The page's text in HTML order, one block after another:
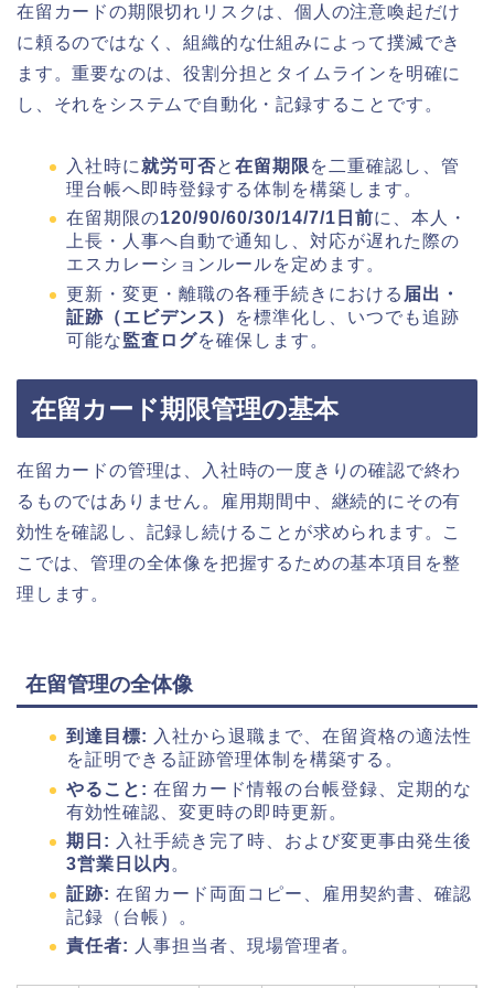
在留カードの期限切れリスクは、個人の注意喚起だけ
に頼るのではなく、組織的な仕組みによって撲滅でき
ます。重要なのは、役割分担とタイムラインを明確に
し、それをシステムで自動化・記録することです。
入社時に就労可否と 在留期限 を二重確認し、管
理台帳へ即時登録する体制を構築します。
在留期限の120/90/60/30/14/7/1日前に、本人・
上長・人事へ自動で通知し、対応が遅れた際の
エスカレーションルールを定めます。
更新・変更・離職の各種手続きにおける 届出・
証跡（エビデンス）
を標準化し、いつでも追跡
可能な監査ログを確保します。
在留カード期限管理の基本
在留カードの管理は、入社時の一度きりの確認で終わ
るものではありません。雇用期間中、継続的にその有
効性を確認し、記録し続けることが求められます。こ
こでは、管理の全体像を把握するための基本項目を整
理します。
在留管理の全体像
到達目標: 入社から退職まで、在留資格の適法性
を証明できる証跡管理体制を構築する。
やること: 在留カード情報の台帳登録、定期的な
有効性確認、変更時の即時更新。
期日: 入社手続き完了時、および変更事由発生後
3営業日以内 。
証跡: 在留カード両面コピー、雇用契約書、確認
記録（台帳）。
責任者: 人事担当者、現場管理者。